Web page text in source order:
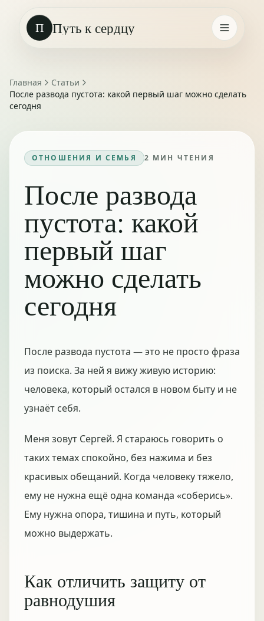
П Путь к сердцу
Главная
Статьи
После развода пустота: какой первый шаг можно сделать
сегодня
ОТНОШЕНИЯ И СЕМЬЯ 2 МИН ЧТЕНИЯ
После развода
пустота: какой
первый шаг
можно сделать
сегодня
После развода пустота — это не просто фраза
из поиска. За ней я вижу живую историю:
человека, который остался в новом быту и не
узнаёт себя.
Меня зовут Сергей. Я стараюсь говорить о
таких темах спокойно, без нажима и без
красивых обещаний. Когда человеку тяжело,
ему не нужна ещё одна команда «соберись».
Ему нужна опора, тишина и путь, который
можно выдержать.
Как отличить защиту от
равнодушия